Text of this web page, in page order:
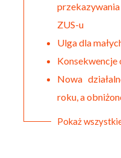
ZUS-u
Ulga dla
Konsekwencje
Nowa
roku, a
Pokaż